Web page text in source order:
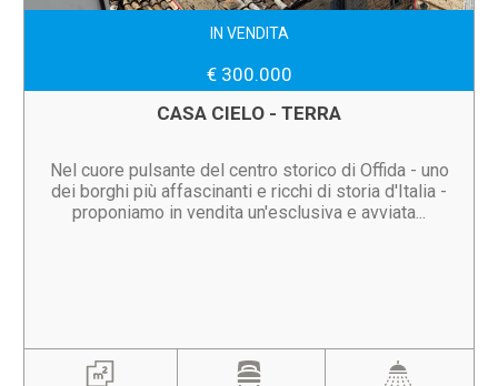
IN VENDITA
€ 300.000
CASA CIELO - TERRA
Nel cuore pulsante del centro storico di Offida - uno
dei borghi più affascinanti e ricchi di storia d'Italia -
proponiamo in vendita un'esclusiva e avviata...